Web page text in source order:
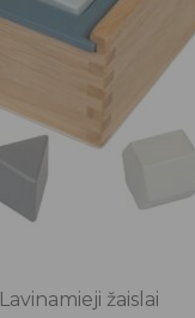
Lavinamieji žaislai